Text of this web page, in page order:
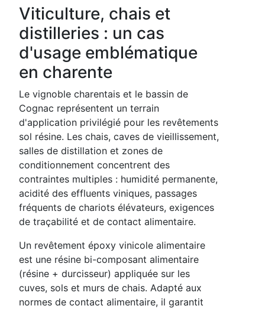
Viticulture, chais et
distilleries : un cas
d'usage emblématique
en charente
Le vignoble charentais et le bassin de
Cognac représentent un terrain
d'application privilégié pour les revêtements
sol résine. Les chais, caves de vieillissement,
salles de distillation et zones de
conditionnement concentrent des
contraintes multiples : humidité permanente,
acidité des effluents viniques, passages
fréquents de chariots élévateurs, exigences
de traçabilité et de contact alimentaire.
Un revêtement époxy vinicole alimentaire
est une résine bi-composant alimentaire
(résine + durcisseur) appliquée sur les
cuves, sols et murs de chais. Adapté aux
normes de contact alimentaire, il garantit